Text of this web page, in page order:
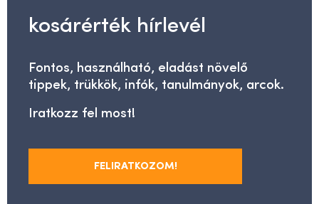
kosárérték hírlevél
Fontos, használható, eladást növelő
tippek, trükkök, infók, tanulmányok, arcok.
Iratkozz fel most!
FELIRATKOZOM!